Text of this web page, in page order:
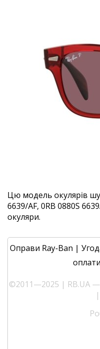
Цю модель окулярів
6639/AF, 0RB 0880S
окуляри.
Оправи Ray-Ban |
оплати
©2011—2025 | RB.UA —